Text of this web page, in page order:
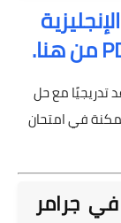
تدريجيًا مع حل
في امتحان
جرامر